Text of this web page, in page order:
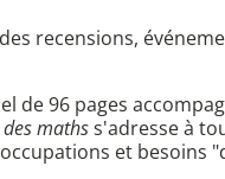
recensions,
de 96 pages
mathss'adresse à
et besoins